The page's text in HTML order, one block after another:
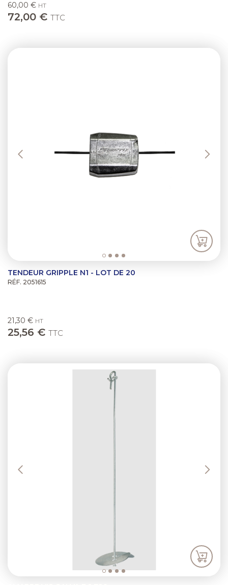
60,00 € HT
72,00 € TTC
TENDEUR GRIPPLE N1 - LOT DE 20
RÉF. 2051615
21,30 € HT
25,56 € TTC
Previous